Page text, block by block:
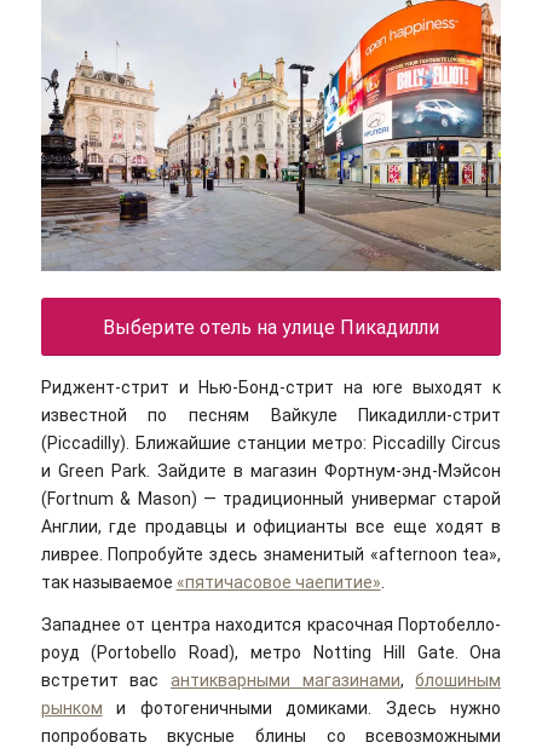
Выберите отель на улице Пикадилли
Риджент-стрит и Нью-Бонд-стрит на юге выходят к
известной по песням Вайкуле Пикадилли-стрит
(Piccadilly). Ближайшие станции метро: Piccadilly Circus
и Green Park. Зайдите в магазин Фортнум-энд-Мэйсон
(Fortnum & Mason) — традиционный универмаг старой
Англии, где продавцы и официанты все еще ходят в
ливрее. Попробуйте здесь знаменитый «afternoon tea»,
так называемое «пятичасовое чаепитие»
Западнее от центра находится красочная Портобелло-
роуд (Portobello Road), метро Notting Hill Gate. Она
встретит вас антикварными магазинами,блошиным
рынком и фотогеничными домиками. Здесь нужно
попробовать вкусные блины со всевозможными